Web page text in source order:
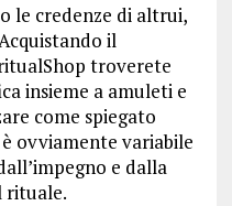
le credenze di altrui,
il
troverete
insieme a amuleti e
come spiegato
ovviamente variabile
e dalla
rituale.